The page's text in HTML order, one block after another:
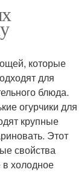
которые
для
блюда.
огурчики для
крупные
Этот
свойства
в холодное